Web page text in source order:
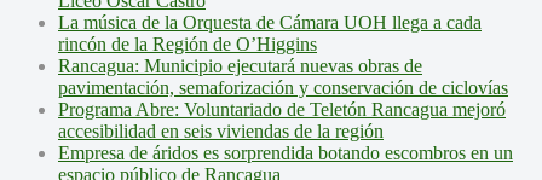
La música de la Orquesta de Cámara UOH llega a cada
rincón de la Región de O’Higgins
Rancagua: Municipio ejecutará nuevas obras de
pavimentación, semaforización y conservación de ciclovías
Programa Abre: Voluntariado de Teletón Rancagua mejoró
accesibilidad en seis viviendas de la región
Empresa de áridos es sorprendida botando escombros en un
espacio público de Rancagua